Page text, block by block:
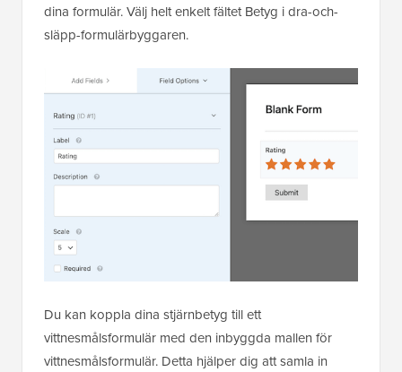
dina formulär. Välj helt enkelt fältet Betyg i dra-och-
släpp-formulärbyggaren.
Du kan koppla dina stjärnbetyg till ett
vittnesmålsformulär med den inbyggda mallen för
vittnesmålsformulär. Detta hjälper dig att samla in